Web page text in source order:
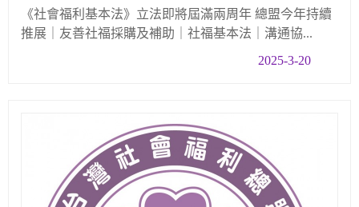
《社會福利基本法》立法即將屆滿兩周年 總盟今年持續
推展｜友善社福採購及補助｜社福基本法｜溝通協...
2025-3-20